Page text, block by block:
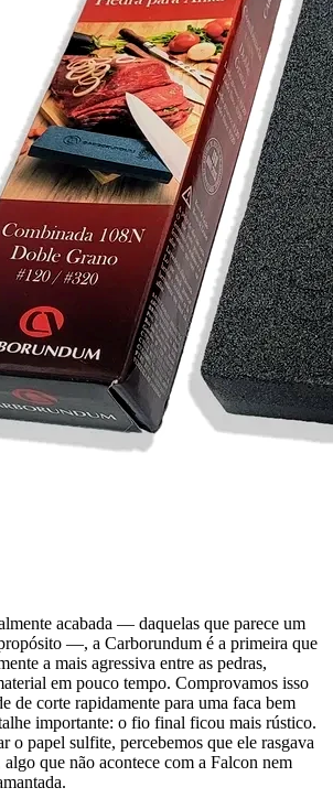
acabada — daquelas que parece um
—, a Carborundum é a primeira que
a mais agressiva entre as pedras,
em pouco tempo. Comprovamos isso
de corte rapidamente para uma faca bem
importante: o fio final ficou mais rústico.
o papel sulfite, percebemos que ele rasgava
algo que não acontece com a Falcon nem